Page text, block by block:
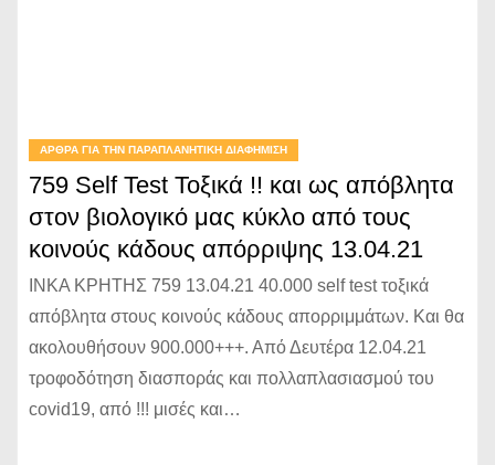
ΆΡΘΡΑ ΓΙΑ ΤΗΝ ΠΑΡΑΠΛΑΝΗΤΙΚΉ ΔΙΑΦΉΜΙΣΗ
759 Self Test Τοξικά !! και ως απόβλητα
στον βιολογικό μας κύκλο από τους
κοινούς κάδους απόρριψης 13.04.21
ΙΝΚΑ ΚΡΗΤΗΣ 759 13.04.21 40.000 self test τοξικά
απόβλητα στους κοινούς κάδους απορριμμάτων. Και θα
ακολουθήσουν 900.000+++. Από Δευτέρα 12.04.21
τροφοδότηση διασποράς και πολλαπλασιασμού του
covid19, από !!! μισές και…